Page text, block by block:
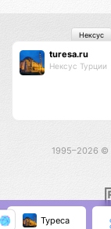
turesa.ru
Нексус Турции
Нексус
1995–2026 ©
Туреса